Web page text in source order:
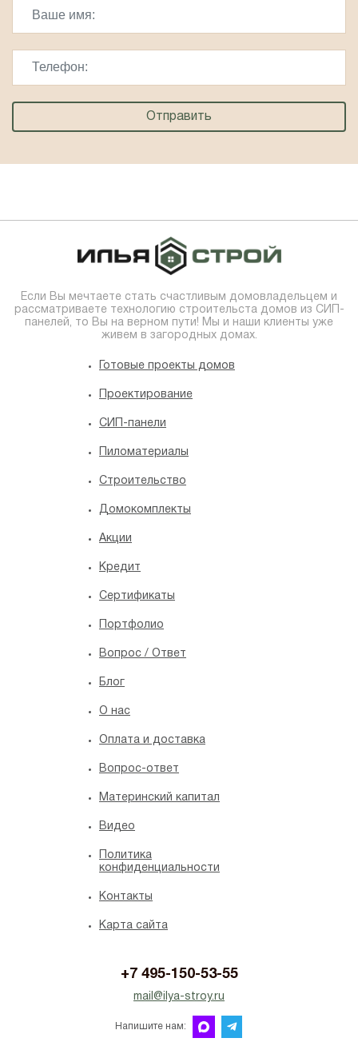
Если Вы мечтаете стать счастливым домовладельцем и
рассматриваете технологию строительста домов из СИП-
панелей, то Вы на верном пути! Мы и наши клиенты уже
живем в загородных домах.
Готовые проекты домов
Проектирование
СИП-панели
Пиломатериалы
Строительство
Домокомплекты
Акции
Кредит
Сертификаты
Портфолио
Вопрос / Ответ
Блог
O нас
Оплата и доставка
Вопрос-ответ
Материнский капитал
Видео
Политика
конфиденциальности
Контакты
Карта сайта
+7 495-150-53-55
mail@ilya-stroy.ru
Напишите нам: